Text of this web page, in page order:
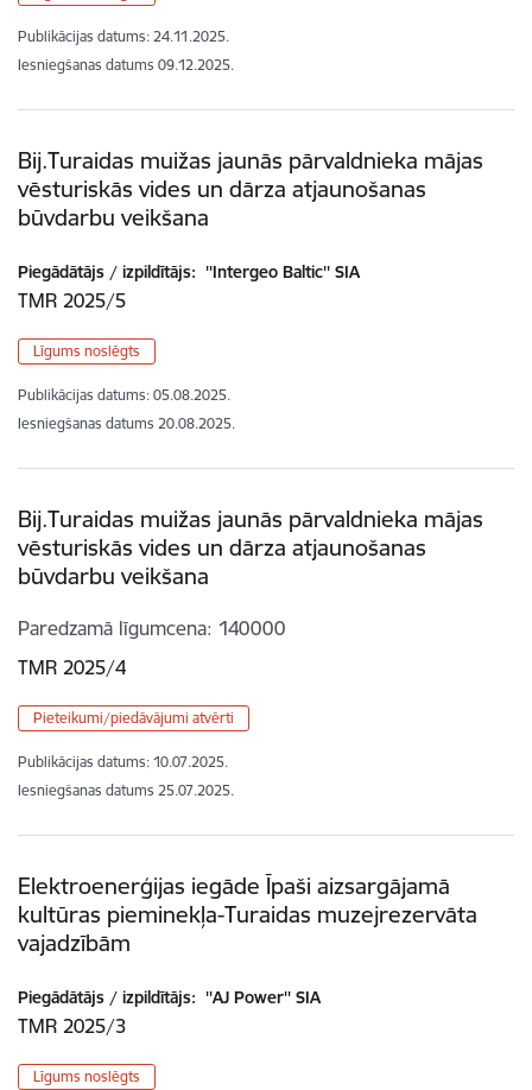
Publikācijas datums: 24.11.2025.
Iesniegšanas datums 09.12.2025.
Bij.Turaidas muižas jaunās pārvaldnieka mājas
vēsturiskās vides un dārza atjaunošanas
būvdarbu veikšana
Piegādātājs / izpildītājs: ''Intergeo Baltic'' SIA
TMR 2025/5
Līgums noslēgts
Publikācijas datums: 05.08.2025.
Iesniegšanas datums 20.08.2025.
Bij.Turaidas muižas jaunās pārvaldnieka mājas
vēsturiskās vides un dārza atjaunošanas
būvdarbu veikšana
Paredzamā līgumcena 140000
TMR 2025/4
Pieteikumi/piedāvājumi atvērti
Publikācijas datums: 10.07.2025.
Iesniegšanas datums 25.07.2025.
Elektroenerģijas iegāde Īpaši aizsargājamā
kultūras pieminekļa-Turaidas muzejrezervāta
vajadzībām
Piegādātājs / izpildītājs: ''AJ Power'' SIA
TMR 2025/3
Līgums noslēgts